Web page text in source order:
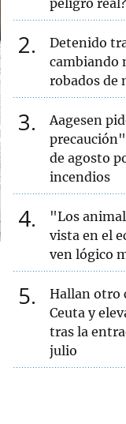
peligro real?
2
Detenido
cambiando
robados de
3
Aagesen
de agosto
incendios
4
"Los
vista en el
ven lógico
5
Hallan otro
Ceuta y
tras la
julio